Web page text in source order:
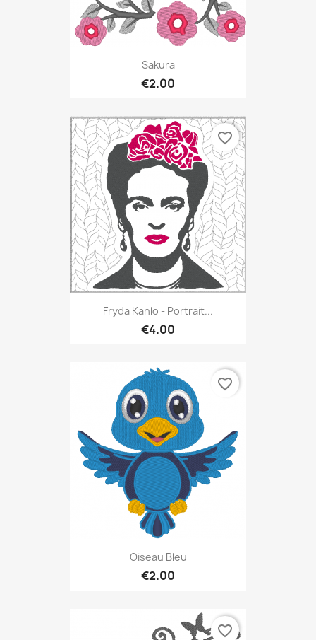
Sakura
€2.00
Fryda Kahlo - Portrait...
€4.00
favorite_border
Oiseau Bleu
€2.00
favorite_border
favorite_border